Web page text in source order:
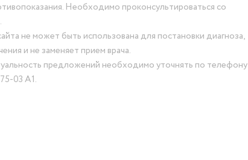
Необходимо проконсультироваться со
не может быть использована для постановки диагноза,
и не заменяет прием врача.
предложений необходимо уточнять по телефону
03 А1.